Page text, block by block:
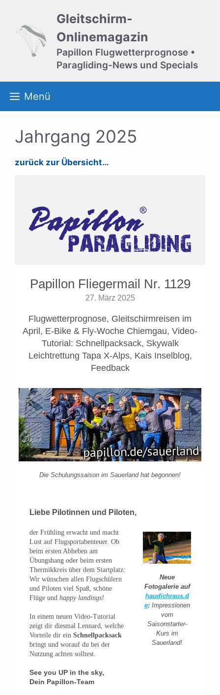
springen
Gleitschirm-
Onlinemagazin
Papillon Flugwetterprognose •
Paragliding-News und Specials
Menü
Jahrgang 2025
zurück zur Übersicht…
Papillon Fliegermail Nr. 1129
27. März 2025
Flugwetterprognose, Gleitschirmreisen im
April, E-Bike & Fly-Woche Chiemgau, Video-
Tutorial: Schnellpacksack, Skywalk
Leichtrettung Tapa X-Alps, Kais Inselblog,
Feedback
Die Schulungssaison im Sauerland hat begonnen!
Liebe Pilotinnen und Piloten,
der Frühling erwacht und macht
Lust auf Flugsportabenteuer. Ob
beim ersten Abheben am
Übungshang oder beim ersten
Thermikkreis über dem Startplatz:
Wir wünschen allen Flugschülern
und Piloten viel Spaß, schöne
Flüge und happy landings!
In einem neuen Video-Tutorial
zeigt dir diesmal Lennard, welche
Vorteile dir ein Schnellpacksack
bringt und worauf du bei der
Nutzung achten solltest.
See you UP in the sky,
Dein Papillon-Team
Neue
Fotogalerie auf
haudichraus.d
e: Impressionen
vom
Saisonstarter-
Kurs im
Sauerland!